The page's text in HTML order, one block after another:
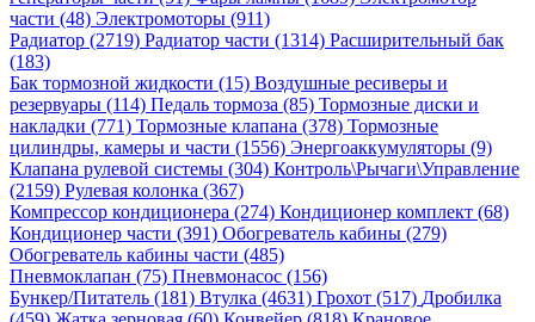
части (48) Электромоторы (911)
Радиатор (2719) Радиатор части (1314) Расширительный бак
(183)
Бак тормозной жидкости (15) Воздушные ресиверы и
резервуары (114) Педаль тормоза (85) Тормозные диски и
накладки (771) Тормозные клапана (378) Тормозные
цилиндры, камеры и части (1556) Энергоаккумуляторы (9)
Клапана рулевой системы (304) Контроль\Рычаги\Управление
(2159) Рулевая колонка (367)
Компрессор кондиционера (274) Кондиционер комплект (68)
Кондиционер части (391) Обогреватель кабины (279)
Обогреватель кабины части (485)
Пневмоклапан (75) Пневмонасос (156)
Бункер/Питатель (181) Втулка (4631) Грохот (517) Дробилка